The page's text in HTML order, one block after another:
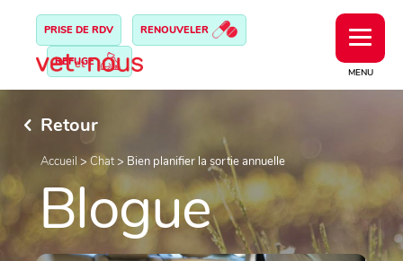
MENU
PRISE DE RDV RENOUVELER
REFUGE
Retour
Accueil >Chat> Bien planifier la sortie annuelle
Blogue